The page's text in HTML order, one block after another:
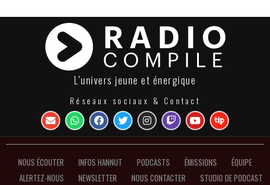
L’univers jeune et énergique
Réseaux sociaux & Contact
NOUS ÉCOUTER INFOS HANNUT PODCASTS ÉMISSIONS
ÉQUIPE
ALERTEZ-NOUS
NEWSLETTER NOUS CONTACTER STUDIO DE PODCAST